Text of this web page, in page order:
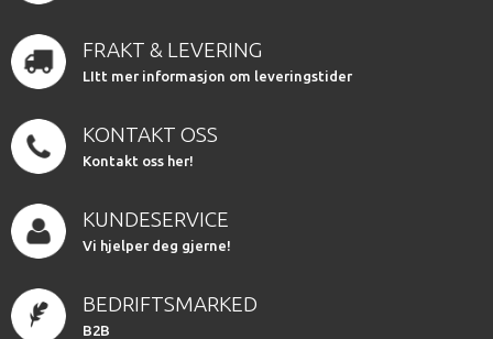
FRAKT & LEVERING
LItt mer informasjon om leveringstider
KONTAKT OSS
Kontakt oss her!
KUNDESERVICE
Vi hjelper deg gjerne!
BEDRIFTSMARKED
B2B